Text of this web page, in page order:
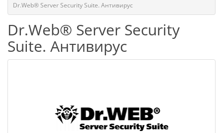
Dr.Web® Server Security Suite. Антивирус
Dr.Web® Server Security
Suite. Антивирус